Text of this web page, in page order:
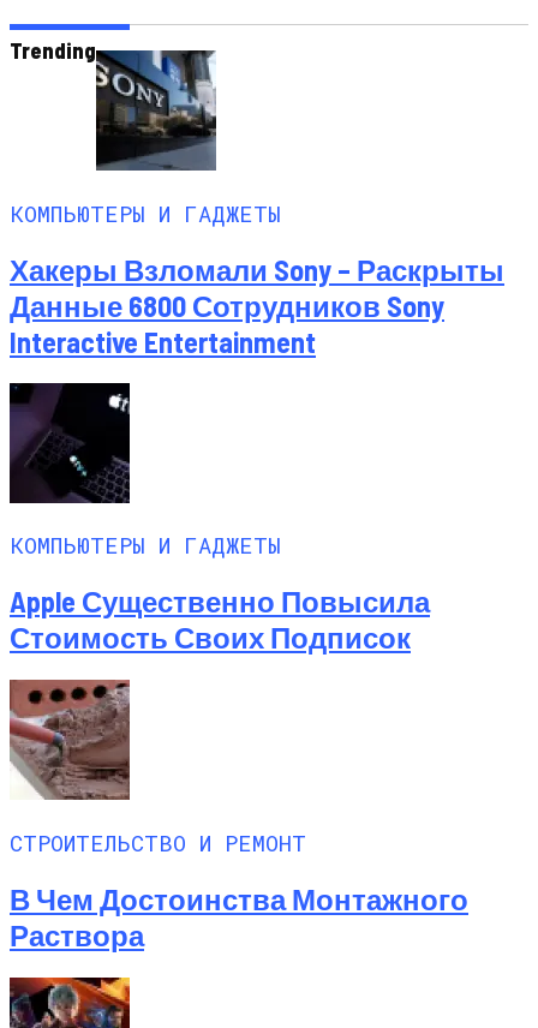
Trending
КОМПЬЮТЕРЫ И ГАДЖЕТЫ
Хакеры Взломали Sony – Раскрыты
Данные 6800 Сотрудников Sony
Interactive Entertainment
КОМПЬЮТЕРЫ И ГАДЖЕТЫ
Apple Существенно Повысила
Стоимость Своих Подписок
СТРОИТЕЛЬСТВО И РЕМОНТ
В Чем Достоинства Монтажного
Раствора